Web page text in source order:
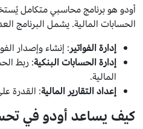
أودو هو برنامج محاسبي متكامل
الحسابات المالية. يشمل البرنامج
إدارة الفواتير: إنشاء وإصدار
إدارة الحسابات البنكية: ربط
المالية.
إعداد التقارير المالية: القدرة
كيف يساعد أودو في